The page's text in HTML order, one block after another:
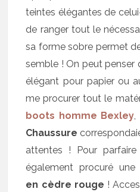
teintes élégantes de
de ranger tout le
sa forme sobre permet
semble ! On peut penser
élégant pour papier ou
me procurer tout le
boots homme Bexley,
Chaussure
attentes ! Pour parfaire
également procuré une
en cèdre rouge !